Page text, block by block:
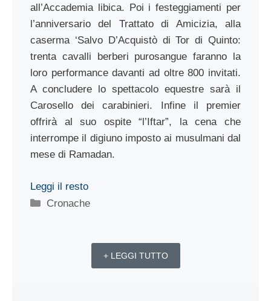
all’Accademia libica. Poi i festeggiamenti per
l’anniversario del Trattato di Amicizia, alla
caserma ‘Salvo D’Acquistò di Tor di Quinto:
trenta cavalli berberi purosangue faranno la
loro performance davanti ad oltre 800 invitati.
A concludere lo spettacolo equestre sarà il
Carosello dei carabinieri. Infine il premier
offrirà al suo ospite “l’Iftar”, la cena che
interrompe il digiuno imposto ai musulmani dal
mese di Ramadan.
Leggi il resto
Categorie
Cronache
+ LEGGI TUTTO